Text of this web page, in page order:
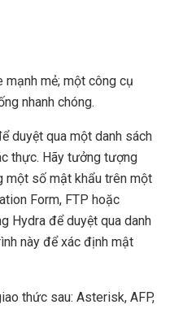
mẻ; một công cụ
nhanh chóng.
duyệt qua một danh sách
thực. Hãy tưởng tượng
một số mật khẩu trên một
Form, FTP hoặc
Hydra để duyệt qua danh
này để xác định mật
thức sau: Asterisk, AFP,